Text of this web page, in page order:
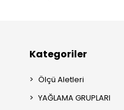
Kategoriler
Ölçü Aletleri
YAĞLAMA GRUPLARI